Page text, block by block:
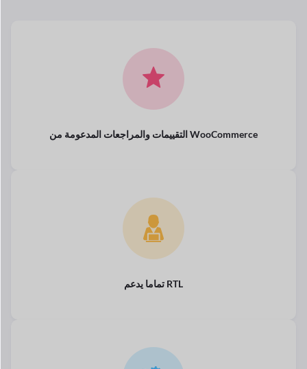
التقييمات والمراجعات المدعومة من WooCommerce
تماما يدعم RTL